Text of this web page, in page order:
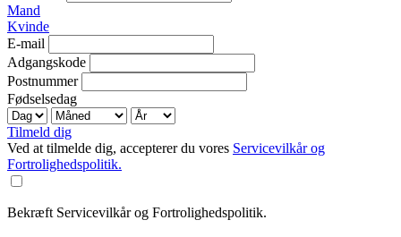
Mand
Kvinde
E-mail
Adgangskode
Postnummer
Fødselsedag
Tilmeld dig
Ved at tilmelde dig, accepterer du vores Servicevilkår og
Fortrolighedspolitik.
Bekræft Servicevilkår og Fortrolighedspolitik.